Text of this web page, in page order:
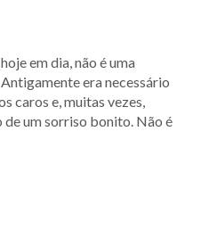
em dia, não é uma
era necessário
caros e, muitas vezes,
um sorriso bonito. Não é